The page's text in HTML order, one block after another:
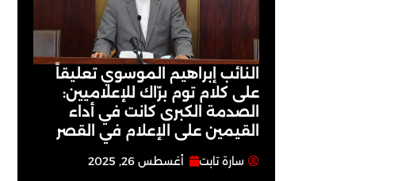
النائب إبراهيم الموسوي تعليقاً
على كلام توم برّاك للإعلاميين:
الصدمة الكبرى كانت في أداء
القيمين على ‏الإعلام في القصر
سارة تابت أغسطس 26, 2025